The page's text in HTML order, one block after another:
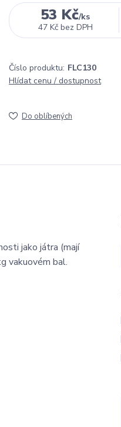
53 Kč/ks
47 Kč bez DPH
Číslo produktu: FLC130
Hlídat cenu / dostupnost
Do oblíbených
jako játra (mají
vakuovém bal.